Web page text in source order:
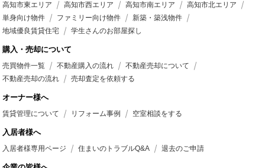
高知市東エリア
高知市西エリア 高知市南エリア
高知市北エリア
単身向け物件
ファミリー向け物件
新築・築浅物件
地域優良賃貸住宅
学生さんのお部屋探し
購入・売却について
売買物件一覧 不動産購入の流れ
不動産売却について
不動産売却の流れ
売却査定を依頼する
オーナー様へ
賃貸管理について リフォーム事例 空室相談をする
入居者様へ
入居者様専用ページ 住まいのトラブルQ&A 退去のご申請